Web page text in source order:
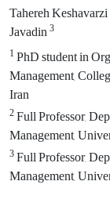
Tahereh Keshavarzi
Javadin3
1PhD student in
Management,
Iran
2Full Professor,
Management,
3Full Professor,
Management,